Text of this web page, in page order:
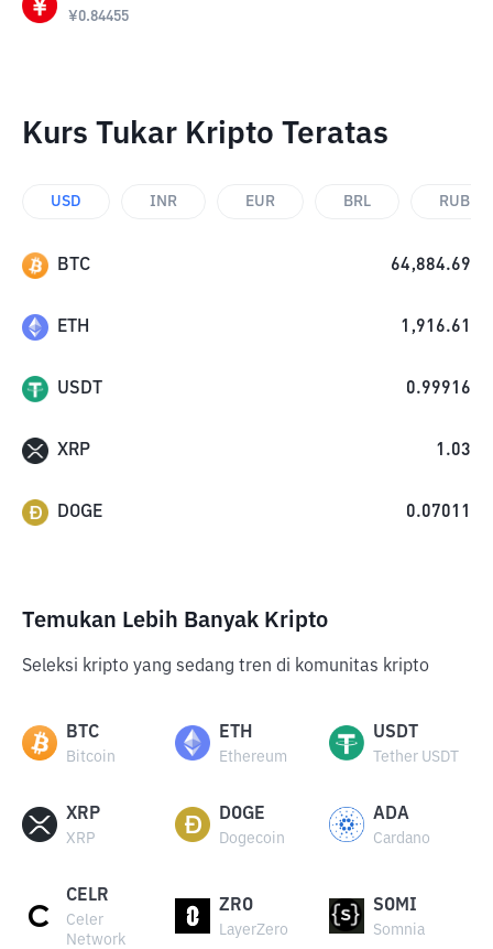
¥0.84455
Kurs Tukar Kripto Teratas
USD INR EUR BRL RUB
BTC 64,884.69
ETH 1,916.61
USDT 0.99916
XRP 1.03
DOGE 0.07011
Temukan Lebih Banyak Kripto
Seleksi kripto yang sedang tren di komunitas kripto
BTC
Bitcoin
ETH
Ethereum
USDT
Tether USDT
XRP
XRP
DOGE
Dogecoin
ADA
Cardano
CELR
Celer
Network
ZRO
LayerZero
SOMI
Somnia